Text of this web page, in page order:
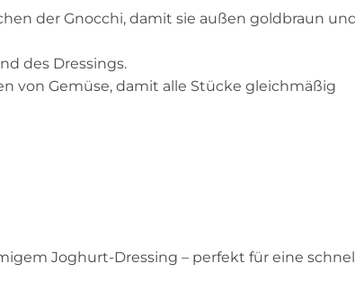
der Gnocchi, damit sie außen goldbraun
des Dressings.
von Gemüse, damit alle Stücke gleichmäßig
Joghurt-Dressing – perfekt für eine